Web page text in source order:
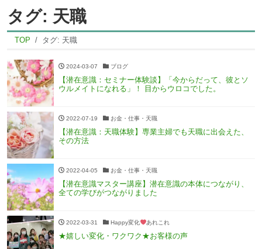
タグ: 天職
TOP タグ: 天職
2024-03-07 ブログ
【潜在意識：セミナー体験談】「今からだって、彼とソ
ウルメイトになれる」！ 目からウロコでした。
2022-07-19 お金・仕事・天職
【潜在意識：天職体験】専業主婦でも天職に出会えた、
その方法
2022-04-05 お金・仕事・天職
【潜在意識マスター講座】潜在意識の本体につながり、
全ての学びがつながりました
2022-03-31 Happy変化 あれこれ
★嬉しい変化・ワクワク★お客様の声